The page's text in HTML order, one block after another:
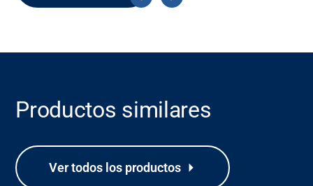
Carrera
Productos similares
Ver todos los productos